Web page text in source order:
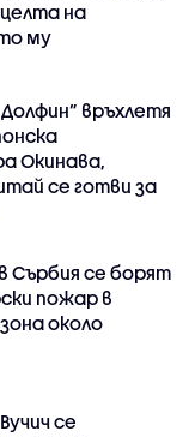
на
му
връхлетя
Окинава,
се готви за
Сърбия се борят
пожар в
около
се